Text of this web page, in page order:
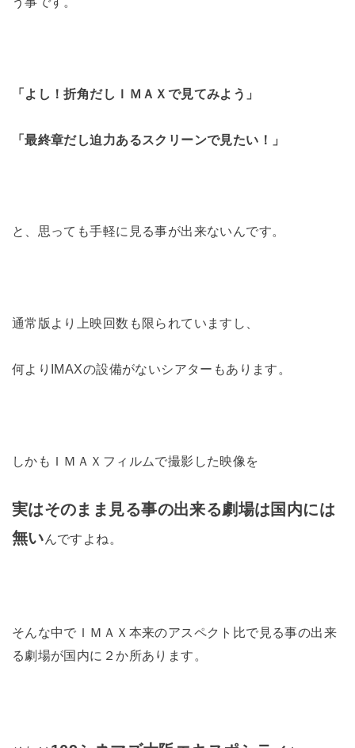
「よし！折角だしＩＭＡＸで見てみよう」
「最終章だし迫力あるスクリーンで見たい！」
と、思っても手軽に見る事が出来ないんです。
通常版より上映回数も限られていますし、
何よりIMAXの設備がないシアターもあります。
しかもＩＭＡＸフィルムで撮影した映像を
実はそのまま見る事の出来る劇場は国内には
無いんですよね。
そんな中でＩＭＡＸ本来のアスペクト比で見る事の出来
る劇場が国内に２か所あります。